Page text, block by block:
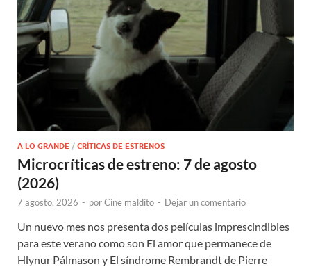
A LO GRANDE / CRÍTICAS DE ESTRENOS
Microcríticas de estreno: 7 de agosto
(2026)
7 agosto, 2026 - porCine maldito - Dejar un comentario
Un nuevo mes nos presenta dos películas imprescindibles
para este verano como son El amor que permanece de
Hlynur Pálmason y El síndrome Rembrandt de Pierre